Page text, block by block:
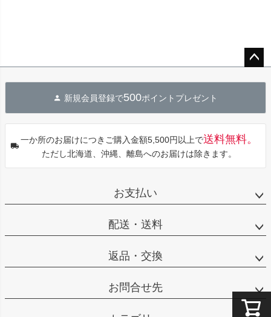
へ
新規会員登録で500ポイントプレゼント
一か所のお届けにつきご購入金額5,500円以上で送料無料。
ただし北海道、沖縄、離島へのお届けは除きます。
お支払い
配送・送料
返品・交換
お問合せ先